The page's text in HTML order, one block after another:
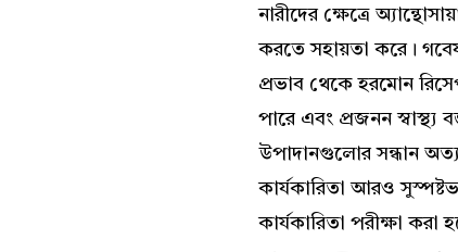
নারীদের ক্ষেত্রে
করতে সহায়তা করে।
প্রভাব থেকে হরমোন
পারে এবং প্রজনন স্বাস্থ্য
উপাদানগুলোর সন্ধান
কার্যকারিতা আরও
কার্যকারিতা পরীক্ষা করা